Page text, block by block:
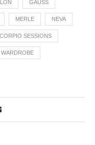
GAUSS
MERLE NEVA
SESSIONS
WARDROBE